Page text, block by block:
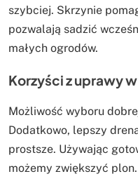
szybciej. Skrzynie
pozwalają sadzić
małych ogrodów.
Korzyści z uprawy
Możliwość wyboru
Dodatkowo, lepszy
prostsze. Używając
możemy zwiększyć plon.